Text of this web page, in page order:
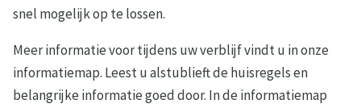
snel mogelijk op te lossen.
Meer informatie voor tijdens uw verblijf vindt u in onze
informatiemap. Leest u alstublieft de huisregels en
belangrijke informatie goed door. In de informatiemap